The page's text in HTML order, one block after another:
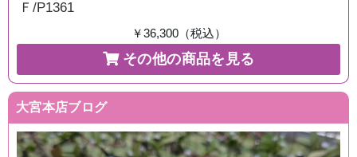
Ｆ/P1361
￥36,300（税込）
その他の商品を見る
大宮本店ブログ